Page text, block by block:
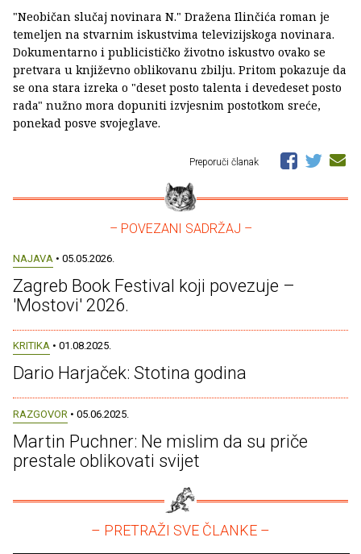
"Neobičan slučaj novinara N." Dražena Ilinčića roman je
temeljen na stvarnim iskustvima televizijskoga novinara.
Dokumentarno i publicističko životno iskustvo ovako se
pretvara u književno oblikovanu zbilju. Pritom pokazuje da
se ona stara izreka o "deset posto talenta i devedeset posto
rada" nužno mora dopuniti izvjesnim postotkom sreće,
ponekad posve svojeglave.
Preporuči članak
– POVEZANI SADRŽAJ –
NAJAVA • 05.05.2026.
Zagreb Book Festival koji povezuje –
'Mostovi' 2026.
KRITIKA • 01.08.2025.
Dario Harjaček: Stotina godina
RAZGOVOR • 05.06.2025.
Martin Puchner: Ne mislim da su priče
prestale oblikovati svijet
– PRETRAŽI SVE ČLANKE –